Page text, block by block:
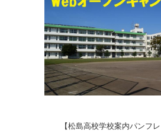
【松島高校学校案内パンフ